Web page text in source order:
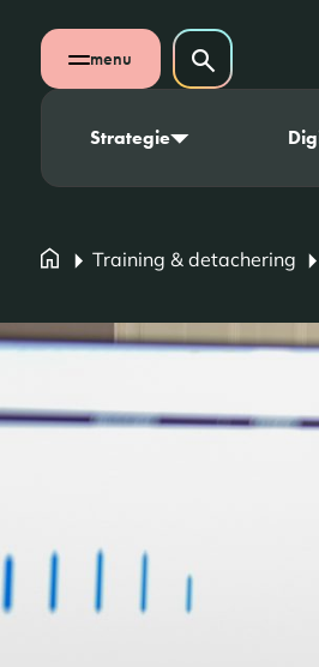
Navigatie overslaan
Open mobiel menu
menu Zoeken op
Zoeken
Strategie
Training & detachering